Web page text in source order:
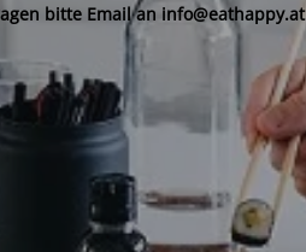
bitte Email an info@eathappy.at